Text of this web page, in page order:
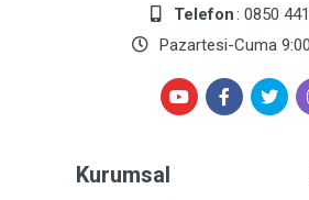
Telefon: 0850
Pazartesi-Cuma
Kurumsal